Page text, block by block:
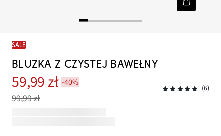
SALE
BLUZKA Z CZYSTEJ BAWEŁNY
59,99 zł -40%
99,99 zł
(6)